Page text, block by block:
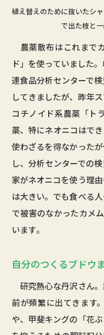
植え替えのために抜いたシ
で出た枝と
農薬散布はこれまで
ド」を使っていました
連食品分析センターで
してきましたが、昨年
コチノイド系農薬「ト
薬、特にネオニコはで
使わざるを得なかった
し、分析センターでの
家がネオニコを使う理
は大きい。でも食べる
で被害のなかったカメ
います｡
自分のつくるブドウ
研究熱心な丹沢さん
前が頻繁に出てきます
や、甲斐キングの「花